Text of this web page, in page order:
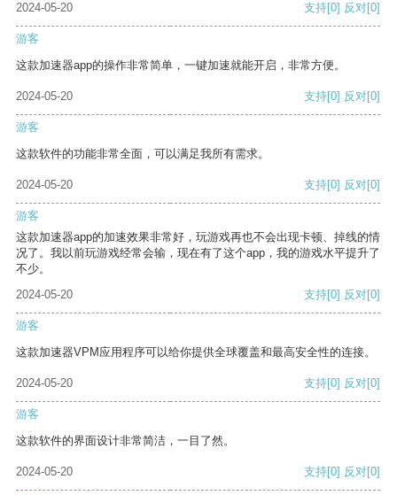
2024-05-20 支持[0] 反对[0]
游客
这款加速器app的操作非常简单，一键加速就能开启，非常方便。
2024-05-20 支持[0] 反对[0]
游客
这款软件的功能非常全面，可以满足我所有需求。
2024-05-20 支持[0] 反对[0]
游客
这款加速器app的加速效果非常好，玩游戏再也不会出现卡顿、掉线的情
况了。我以前玩游戏经常会输，现在有了这个app，我的游戏水平提升了
不少。
2024-05-20
支持[0] 反对[0]
游客
这款加速器VPM应用程序可以给你提供全球覆盖和最高安全性的连接。
2024-05-20 支持[0] 反对[0]
游客
这款软件的界面设计非常简洁，一目了然。
2024-05-20 支持[0] 反对[0]